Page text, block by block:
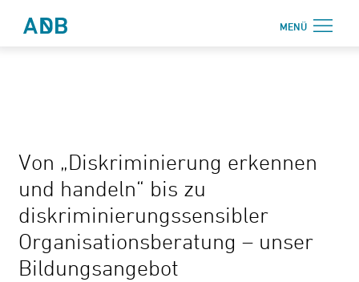
MENÜ
Beratung
Von „Diskriminierung erkennen
und handeln“ bis zu
diskriminierungssensibler
Organisationsberatung – unser
Bildungsangebot